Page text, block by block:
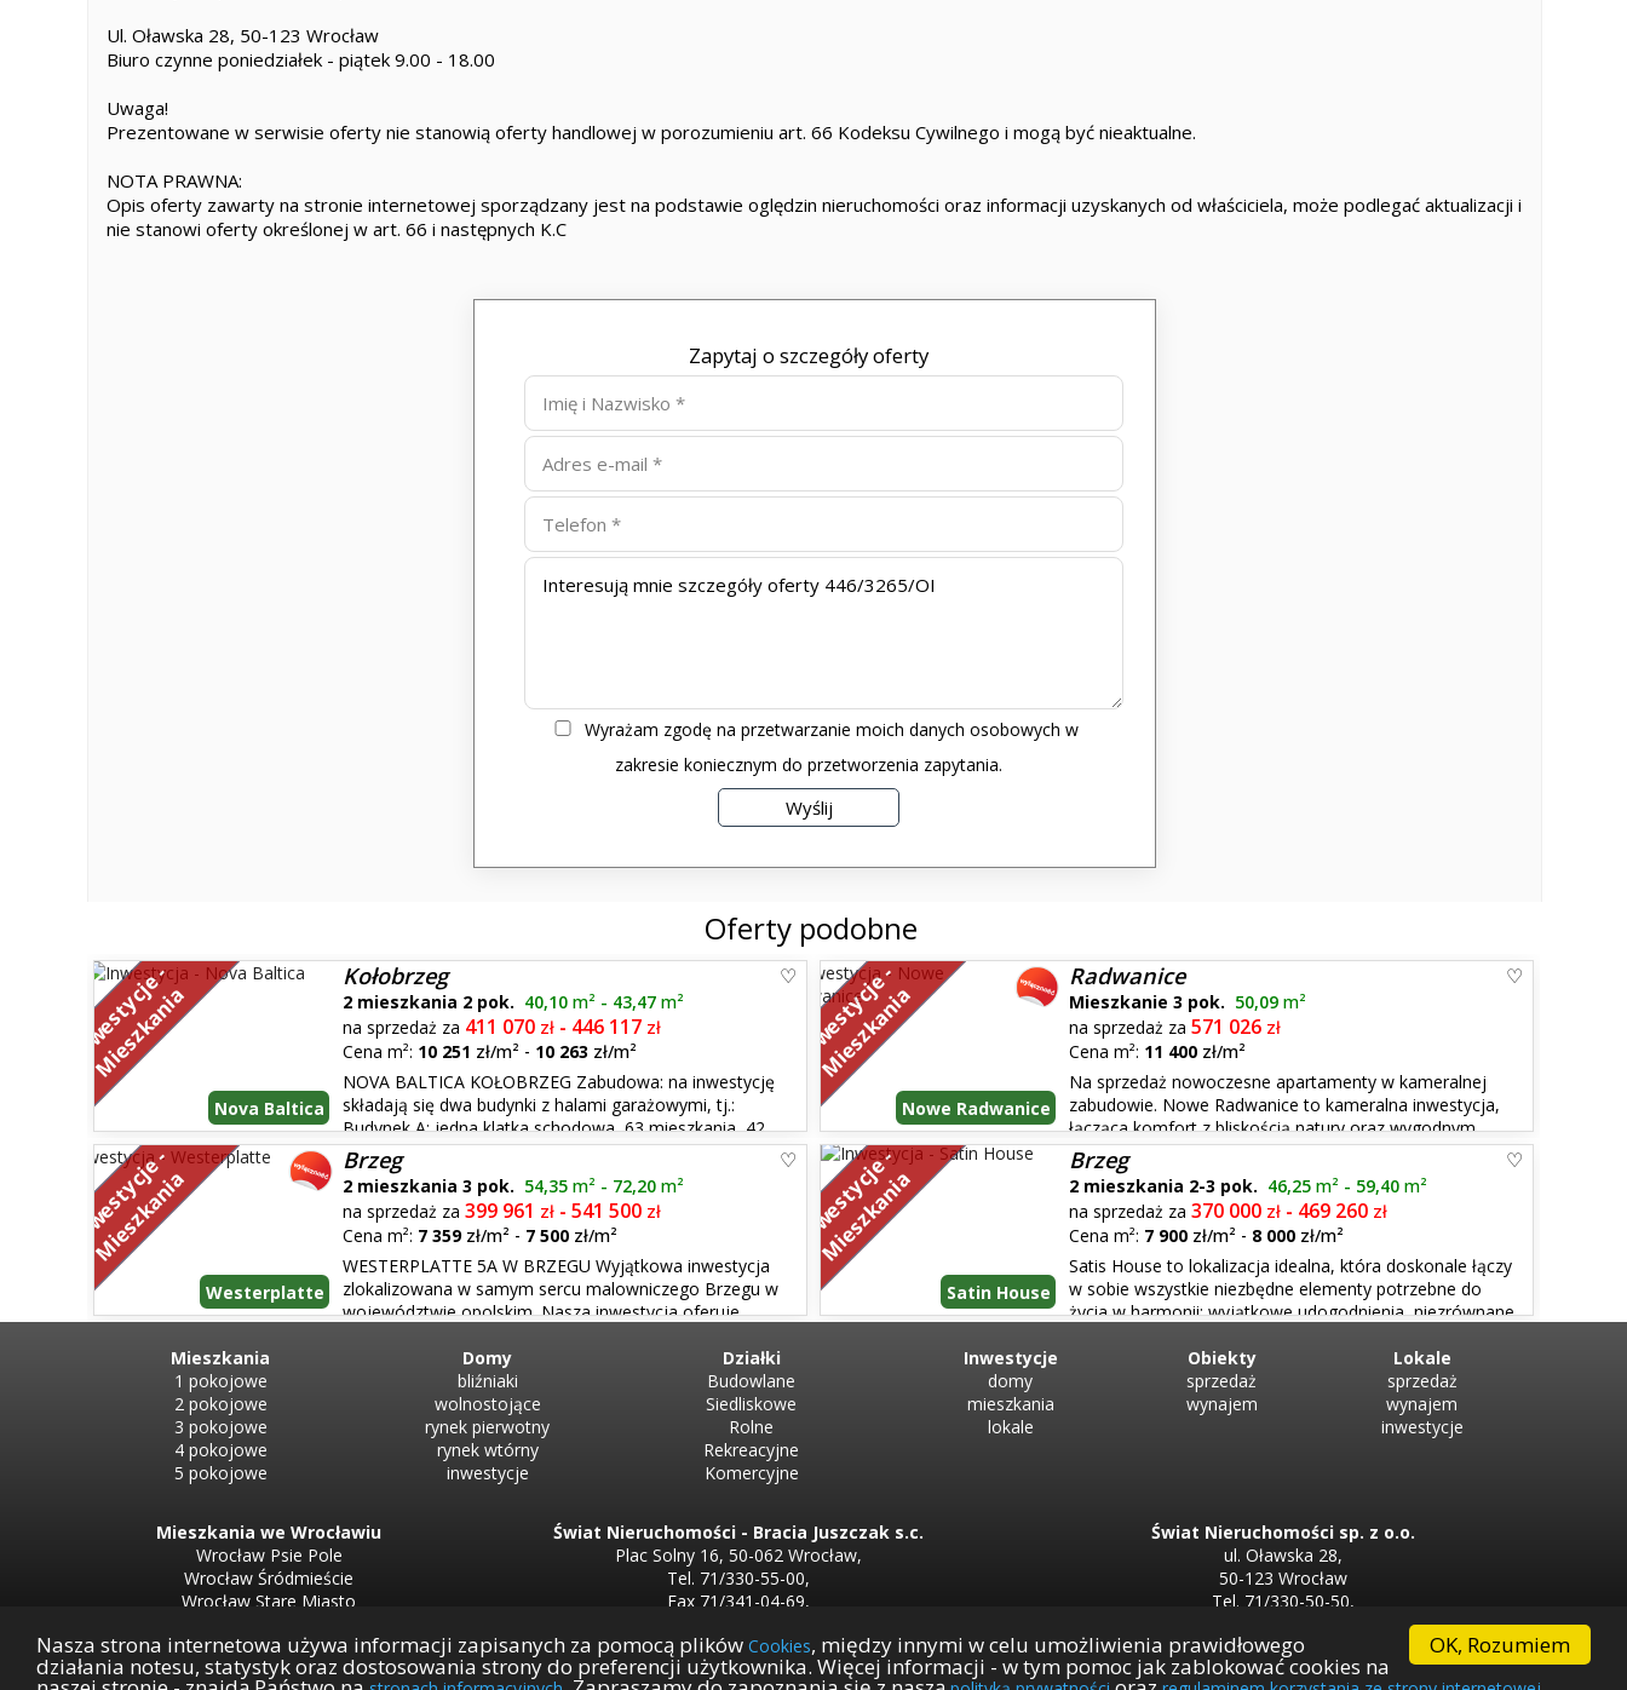
OK, Rozumiem
Nasza strona internetowa używa informacji zapisanych za pomocą plików Cookies, między innymi w celu umożliwienia prawidłowego
działania notesu, statystyk oraz dostosowania strony do preferencji użytkownika. Więcej informacji - w tym pomoc jak zablokować cookies na
Ul. Oławska 28, 50-123 Wrocław
Biuro czynne poniedziałek - piątek 9.00 - 18.00
Uwaga!
Prezentowane w serwisie oferty nie stanowią oferty handlowej w porozumieniu art. 66 Kodeksu Cywilnego i mogą być nieaktualne.
NOTA PRAWNA:
Opis oferty zawarty na stronie internetowej sporządzany jest na podstawie oględzin nieruchomości oraz informacji uzyskanych od właściciela, może podlegać aktualizacji i
nie stanowi oferty określonej w art. 66 i następnych K.C
Zapytaj o szczegóły oferty
Wyrażam zgodę na przetwarzanie moich danych osobowych w
zakresie koniecznym do przetworzenia zapytania.
Oferty podobne
I
n
w
e
s
t
y
c
j
e
-
M
i
e
s
z
k
a
n
i
a
Nova Baltica
Kołobrzeg
2 mieszkania 2 pok. 40,10 m² - 43,47 m²
na sprzedaż za 411 070 zł - 446 117 zł
Cena m²: 10 251 zł/m² - 10 263 zł/m²
NOVA BALTICA KOŁOBRZEG Zabudowa: na inwestycję
składają się dwa budynki z halami garażowymi, tj.:
Budynek A: jedna klatka schodowa, 63 mieszkania, 42
miejsca parkingowe w hali garażowej. Budynek B: dwie klatki schodowe, 97 mieszkań,
46 miejsc parkingowych w hali garażowej. Budynki mają p...
I
n
w
e
s
t
y
c
j
e
-
M
i
e
s
z
k
a
n
i
a
Nowe Radwanice
Radwanice
Mieszkanie 3 pok. 50,09 m²
na sprzedaż za 571 026 zł
Cena m²: 11 400 zł/m²
Na sprzedaż nowoczesne apartamenty w kameralnej
zabudowie. Nowe Radwanice to kameralna inwestycja,
łącząca komfort z bliskością natury oraz wygodnym
dojazdem do Wrocławia. 38 funkcjonalnych mieszkań stworzonych dla osób ceniących
przemyślane układy wnętrz i porządną jakość wykonania. Projekt łąc...
I
n
w
e
s
t
y
c
j
e
-
M
i
e
s
z
k
a
n
i
a
Westerplatte
Brzeg
2 mieszkania 3 pok. 54,35 m² - 72,20 m²
na sprzedaż za 399 961 zł - 541 500 zł
Cena m²: 7 359 zł/m² - 7 500 zł/m²
WESTERPLATTE 5A W BRZEGU Wyjątkowa inwestycja
zlokalizowana w samym sercu malowniczego Brzegu w
województwie opolskim. Nasza inwestycja oferuje
idealne miejsce dla tych, którzy szukają nowoczesnego, a zarazem rodzinnego ...
I
n
w
e
s
t
y
c
j
e
-
M
i
e
s
z
k
a
n
i
a
Satin House
Brzeg
2 mieszkania 2-3 pok. 46,25 m² - 59,40 m²
na sprzedaż za 370 000 zł - 469 260 zł
Cena m²: 7 900 zł/m² - 8 000 zł/m²
Satis House to lokalizacja idealna, która doskonale łączy
w sobie wszystkie niezbędne elementy potrzebne do
życia w harmonii: wyjątkowe udogodnienia, niezrównane
oraz dwóch lokali usługowych. Budynek ma pięć kondygn...
Mieszkania
1 pokojowe
2 pokojowe
3 pokojowe
4 pokojowe
5 pokojowe
Domy
bliźniaki
wolnostojące
rynek pierwotny
rynek wtórny
inwestycje
Działki
Budowlane
Siedliskowe
Rolne
Rekreacyjne
Komercyjne
Inwestycje
domy
mieszkania
lokale
Obiekty
sprzedaż
wynajem
Lokale
sprzedaż
wynajem
inwestycje
Mieszkania we Wrocławiu
Wrocław Psie Pole
Wrocław Śródmieście
Wrocław Stare Miasto
Wrocław Fabryczna
Świat Nieruchomości - Bracia Juszczak s.c.
Plac Solny 16, 50-062 Wrocław,
Tel. 71/330-55-00,
Fax 71/341-04-69,
REGON 932851943
biuro@swiat.nieruchomosci.pl
Świat Nieruchomości sp. z o.o.
ul. Oławska 28,
50-123 Wrocław
Tel. 71/330-50-50,
Firma partnerska